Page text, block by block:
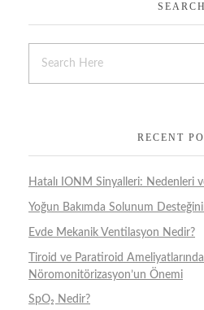
SEARCH
RECENT
Hatalı IONM Sinyalleri: Nedenleri
Yoğun Bakımda Solunum
Evde Mekanik Ventilasyon Nedir?
Tiroid ve Paratiroid
Nöromonitörizasyon’un Önemi
SpO₂ Nedir?